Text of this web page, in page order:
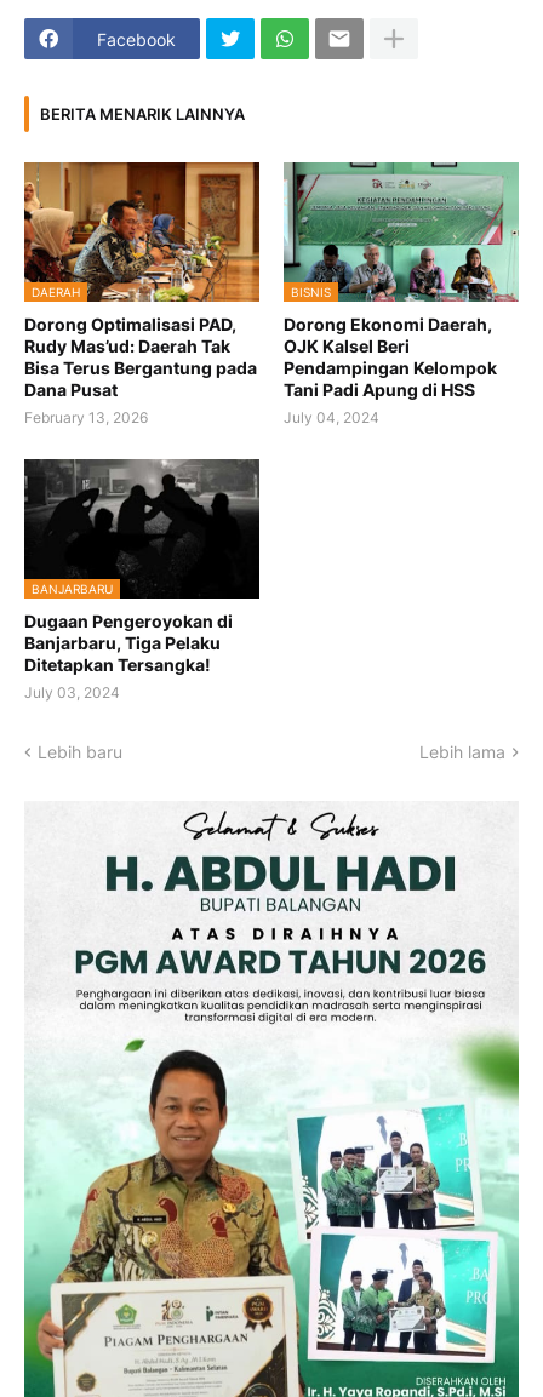
Facebook
BERITA MENARIK LAINNYA
DAERAH
Dorong Optimalisasi PAD,
Rudy Mas’ud: Daerah Tak
Bisa Terus Bergantung pada
Dana Pusat
February 13, 2026
BISNIS
Dorong Ekonomi Daerah,
OJK Kalsel Beri
Pendampingan Kelompok
Tani Padi Apung di HSS
July 04, 2024
BANJARBARU
Dugaan Pengeroyokan di
Banjarbaru, Tiga Pelaku
Ditetapkan Tersangka!
July 03, 2024
Lebih baru Lebih lama